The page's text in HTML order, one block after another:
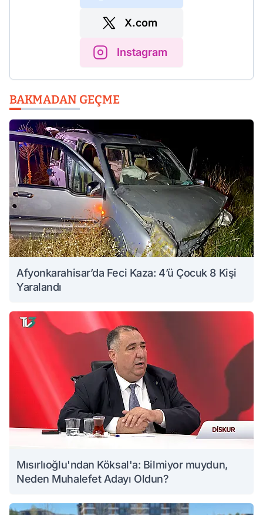
X.com
Instagram
BAKMADAN GEÇME
Afyonkarahisar’da Feci Kaza: 4’ü Çocuk 8 Kişi
Yaralandı
Mısırlıoğlu'ndan Köksal'a: Bilmiyor muydun,
Neden Muhalefet Adayı Oldun?